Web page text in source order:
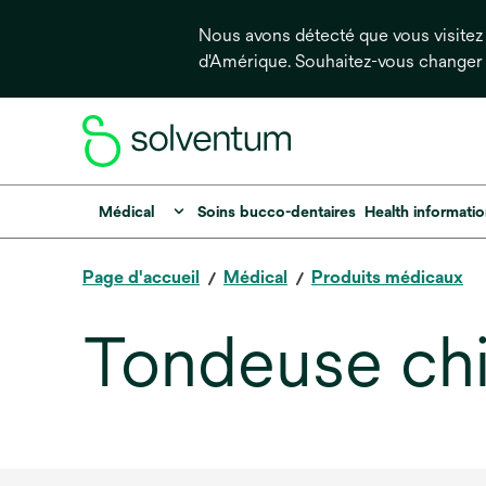
Nous avons détecté que vous
d'Amérique. Souhaitez-vous
Médical Soins bucco-dentaires Health
Page d'accueil Médical Produits médicaux
Tondeuse